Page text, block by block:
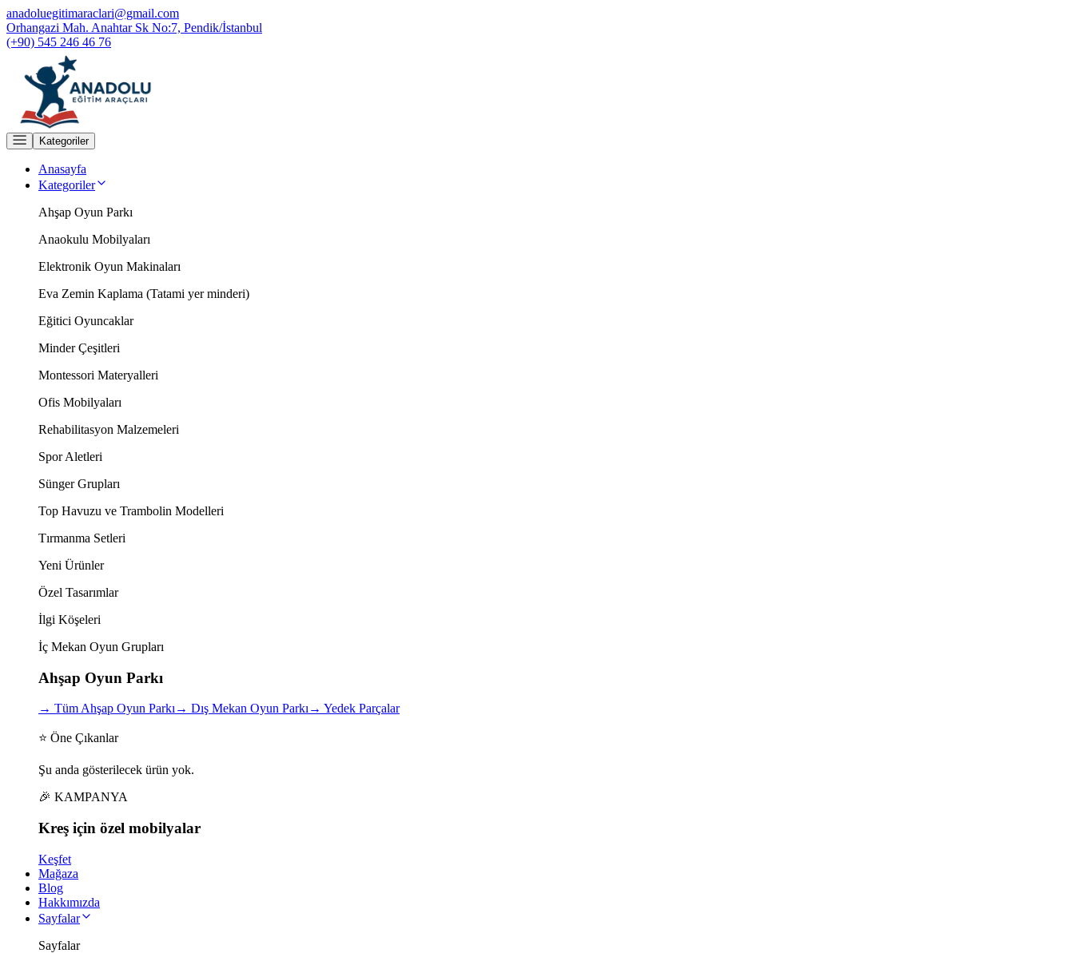
anadoluegitimaraclari@gmail.com
Orhangazi Mah. Anahtar Sk No:7, Pendik/İstanbul
(+90) 545 246 46 76
Kategoriler
Anasayfa
Kategoriler
Ahşap Oyun Parkı
Anaokulu Mobilyaları
Elektronik Oyun Makinaları
Eva Zemin Kaplama (Tatami yer minderi)
Eğitici Oyuncaklar
Minder Çeşitleri
Montessori Materyalleri
Ofis Mobilyaları
Rehabilitasyon Malzemeleri
Spor Aletleri
Sünger Grupları
Top Havuzu ve Trambolin Modelleri
Tırmanma Setleri
Yeni Ürünler
Özel Tasarımlar
İlgi Köşeleri
İç Mekan Oyun Grupları
Ahşap Oyun Parkı
→ Tüm Ahşap Oyun Parkı→ Dış Mekan Oyun Parkı→ Yedek Parçalar
⭐ Öne Çıkanlar
Şu anda gösterilecek ürün yok.
🎉 KAMPANYA
Kreş için özel mobilyalar
Keşfet
Mağaza
Blog
Hakkımızda
Sayfalar
Sayfalar